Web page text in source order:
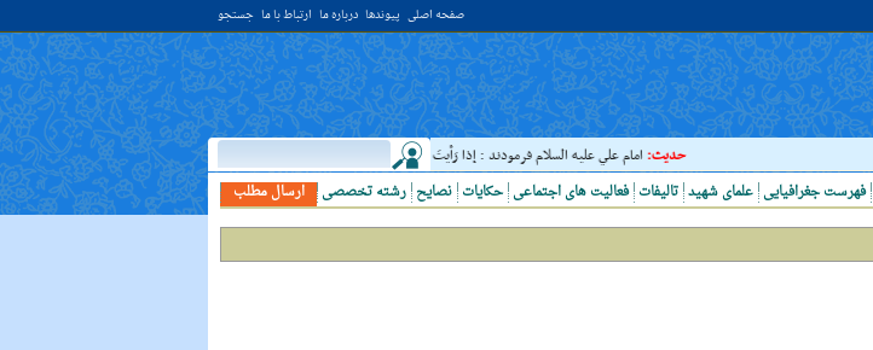
صفحه اصلی پیوندها درباره ما ارتباط با ما جستجو
حدیث:امام علي عليه السلام فرمودند : إذا رَأيتَ عالِما فَکُن لَهُ خادِما ؛ هرگاه دانشمندى ديدى، به او خدمت کن. ( غررالحکم ح ۴۰۴۴ )
ارسال مطلب
رشته تخصصی نصایح حکایات فعالیت های اجتماعی تالیفات علمای شهید فهرست جغرافیایی